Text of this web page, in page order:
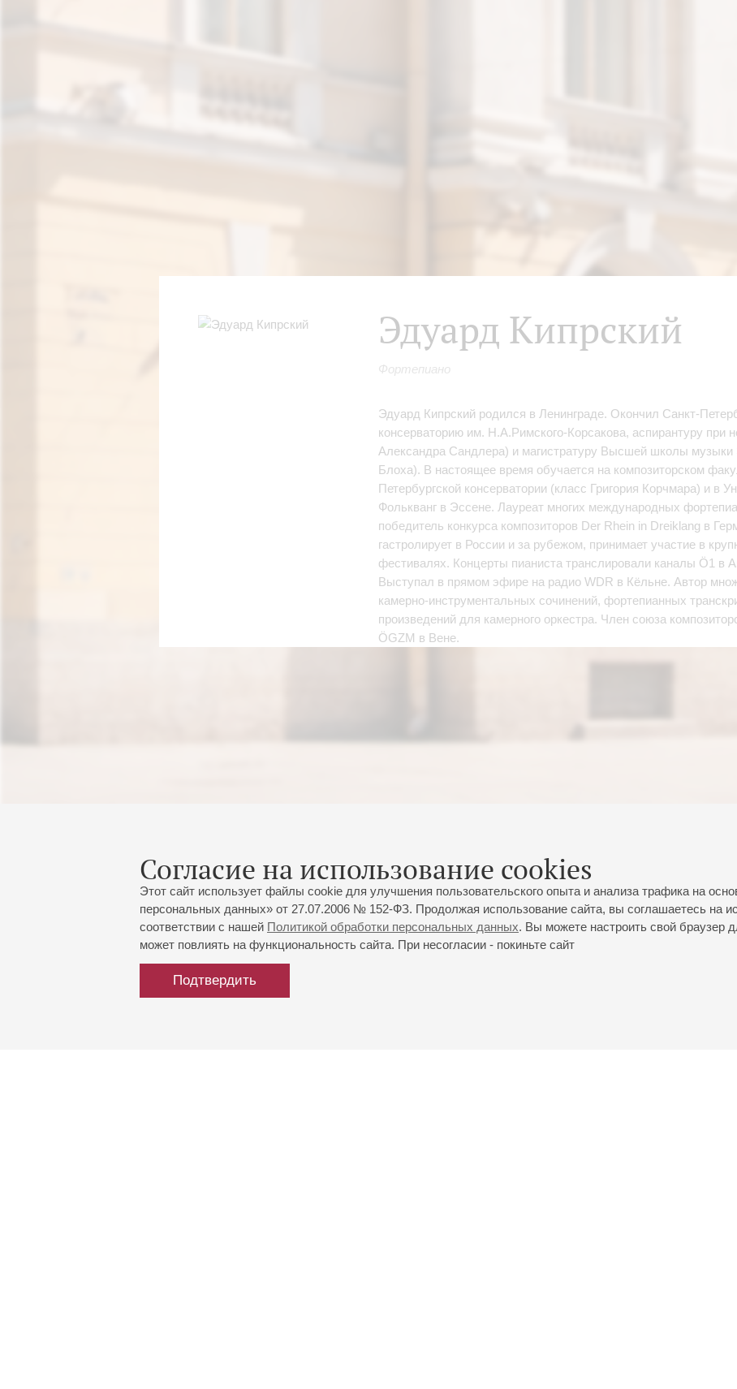
Согласие на использование cookies
Этот сайт использует файлы cookie для улучшения пользовательского опыта и анализа трафика на
персональных данных» от 27.07.2006 № 152-ФЗ. Продолжая использование сайта, вы соглашаетесь на
соответствии с нашей Политикой обработки персональных данных. Вы можете настроить свой браузер
может повлиять на функциональность сайта. При несогласии - покиньте сайт
Подтвердить
Эдуард Кипрский
Фортепиано
Эдуард Кипрский родился в Ленинграде. Окончил Санкт-
консерваторию им. Н.А.Римского-Корсакова, аспирантуру при
Александра Сандлера) и магистратуру Высшей школы музыки
Блоха). В настоящее время обучается на композиторском
Петербургской консерватории (класс Григория Корчмара) и в
Фолькванг в Эссене. Лауреат многих международных
победитель конкурса композиторов Der Rhein in Dreiklang в
гастролирует в России и за рубежом, принимает участие в
фестивалях. Концерты пианиста транслировали каналы Ö1 в
Выступал в прямом эфире на радио WDR в Кёльне. Автор
камерно-инструментальных сочинений, фортепианных
произведений для камерного оркестра. Член союза
ÖGZM в Вене.